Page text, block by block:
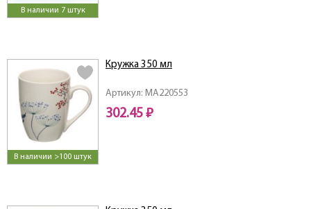
В наличии 7 штук
В наличии >100 штук
Артикул: MA220553
Кружка 350 мл
302.45 ₽